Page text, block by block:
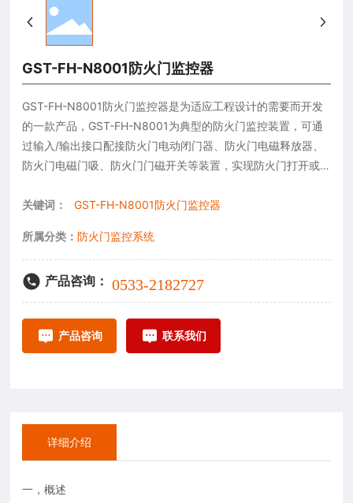
GST-FH-N8001防火门监控器
GST-FH-N8001防火门监控器是为适应工程设计的需要而开发
的一款产品，GST-FH-N8001为典型的防火门监控装置，可通
过输入/输出接口配接防火门电动闭门器、防火门电磁释放器、
防火门电磁门吸、防火门门磁开关等装置，实现防火门打开或
关键词：
GST-FH-N8001防火门监控器
所属分类：防火门监控系统
产品咨询： 0533-2182727
产品咨询 联系我们
详细介绍
一，概述